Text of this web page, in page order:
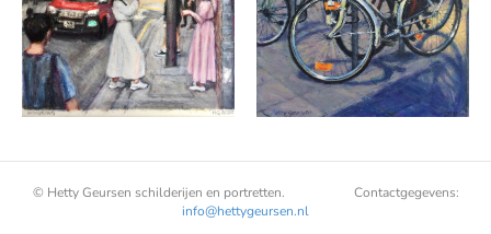
© Hetty Geursen schilderijen en portretten. Contactgegevens:
info@hettygeursen.nl